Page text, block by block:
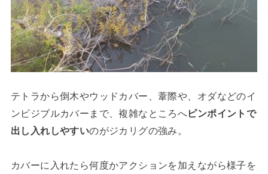
テトラから倒木やウッドカバー、葦際や、オダなどのイ
ンビジブルカバーまで、複雑なところへピンポイントで
出し入れしやすいのがジカリグの強み。
カバーに入れたら何度かアクションを加えながら様子を